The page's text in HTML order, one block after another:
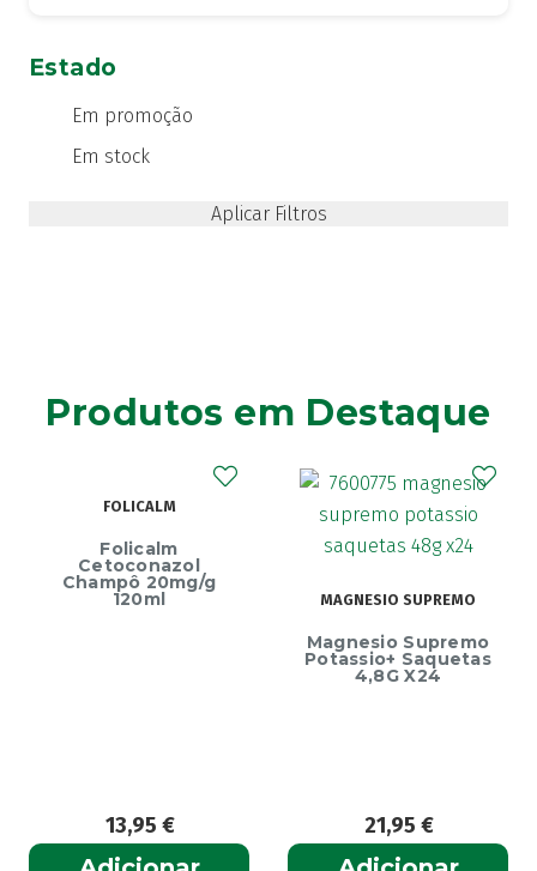
Estado
Em promoção
Em stock
Produtos em Destaque
FOLICALM
Folicalm
Cetoconazol
Champô 20mg/g
120ml
13,95€
MAGNESIO SUPREMO
Magnesio Supremo
Potassio+ Saquetas
4,8G X24
21,95€